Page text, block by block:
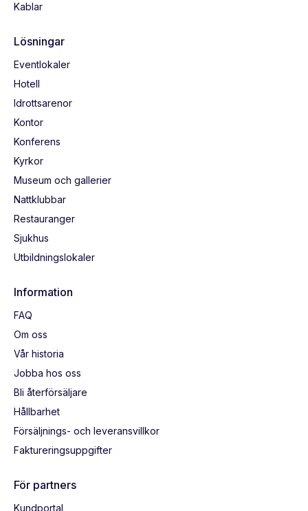
Kablar
Lösningar
Eventlokaler
Hotell
Idrottsarenor
Kontor
Konferens
Kyrkor
Museum och gallerier
Nattklubbar
Restauranger
Sjukhus
Utbildningslokaler
Information
FAQ
Om oss
Vår historia
Jobba hos oss
Bli återförsäljare
Hållbarhet
Försäljnings- och leveransvillkor
Faktureringsuppgifter
För partners
Kundportal